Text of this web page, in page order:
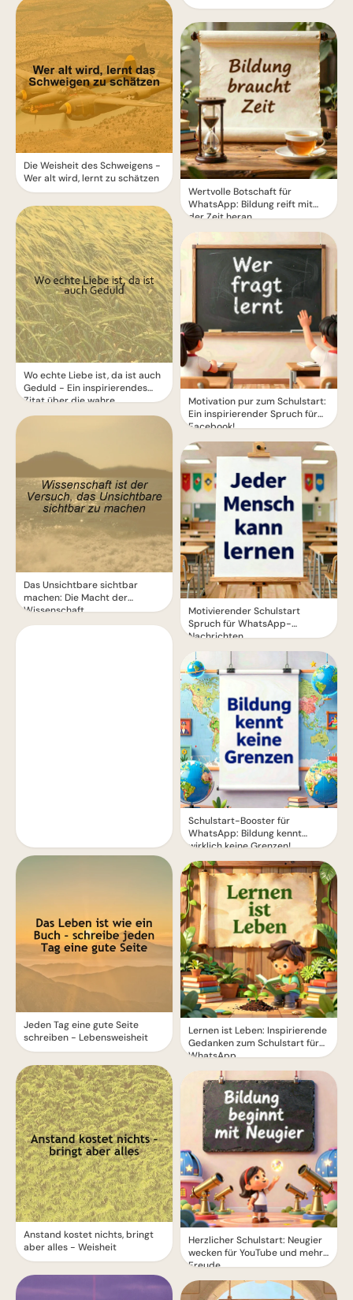
Die Weisheit des Schweigens -
Wer alt wird, lernt zu schätzen
Wo echte Liebe ist, da ist auch
Geduld - Ein inspirierendes
Zitat über die wahre
Bedeutung von Liebe
Das Unsichtbare sichtbar
machen: Die Macht der
Wissenschaft
Jeden Tag eine gute Seite
schreiben - Lebensweisheit
Anstand kostet nichts, bringt
aber alles - Weisheit
Wertvolle Botschaft für
WhatsApp: Bildung reift mit
der Zeit heran
Motivation pur zum Schulstart:
Ein inspirierender Spruch für
Facebook!
Motivierender Schulstart
Spruch für WhatsApp-
Nachrichten
Schulstart-Booster für
WhatsApp: Bildung kennt
wirklich keine Grenzen!
Lernen ist Leben: Inspirierende
Gedanken zum Schulstart für
WhatsApp.
Herzlicher Schulstart: Neugier
wecken für YouTube und mehr
Freude